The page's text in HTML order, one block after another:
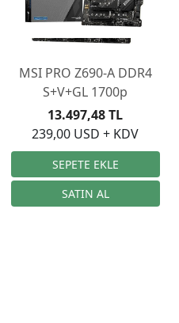
MSI PRO Z690-A DDR4
S+V+GL 1700p
239,00 USD + KDV
13.497,48 TL